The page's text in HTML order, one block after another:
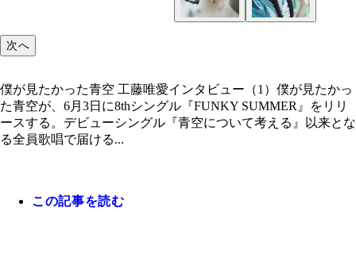
次へ
僕が見たかった青空 工藤唯愛インタビュー（1）僕が見たかっ
た青空が、6月3日に8thシングル『FUNKY SUMMER』をリリ
ースする。デビューシングル『青空について考える』以来とな
る全員歌唱で届ける...
この記事を読む